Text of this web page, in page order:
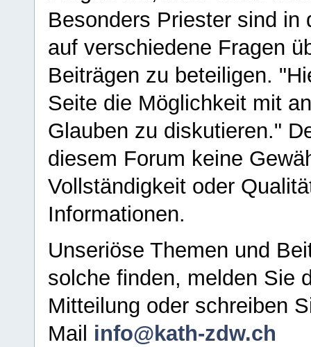
Besonders Priester sind in
auf verschiedene Fragen
Beiträgen zu beteiligen.
Seite die Möglichkeit mit
Glauben zu diskutieren."
diesem Forum keine
Vollständigkeit oder
Informationen.
Unseriöse Themen und
solche finden, melden Sie
Mitteilung oder schreiben
Mail info@kath-zdw.ch